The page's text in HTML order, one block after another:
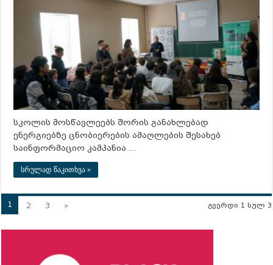
სკოლის მოსწავლეებს შორის განახლებად
ენერგიებზე ცნობიერების ამაღლების შესახებ
საინფორმაციო კამპანია …
სრულად წაკითხვა »
გვერდი 1 სულ 3
1 2 3 »